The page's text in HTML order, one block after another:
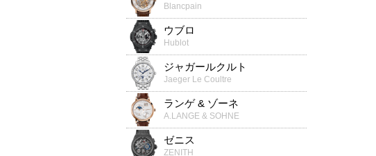
Blancpain
ウブロ
Hublot
ジャガールクルト
Jaeger Le Coultre
ランゲ & ゾーネ
A.LANGE & SOHNE
ゼニス
ZENITH